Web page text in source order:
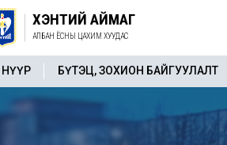
ХЭНТИЙ АЙМАГ
АЛБАН ЁСНЫ ЦАХИМ ХУУДАС
НҮҮР БҮТЭЦ, ЗОХИОН БАЙГУУЛАЛТ